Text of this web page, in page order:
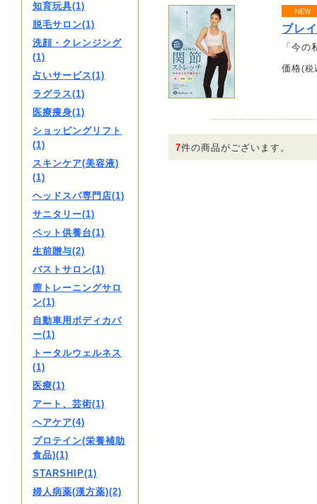
知育玩具(1)
脱毛サロン(1)
洗顔・クレンジング
(1)
占いサービス(1)
ラグラス(1)
医療痩身(1)
ショッピングリフト
(1)
スキンケア(美容液)
(1)
ヘッドスパ専門店(1)
サニタリー(1)
ペット供養台(1)
生前贈与(2)
バストサロン(1)
膣トレーニングサロ
ン(1)
自動車用ボディカバ
ー(1)
トータルウェルネス
(1)
医療(1)
アート、芸術(1)
ヘアケア(4)
プロテイン(栄養補助
食品)(1)
STARSHIP(1)
婦人病薬(漢方薬)(2)
ブレ
「今
価格(税
7件の商品がございます。